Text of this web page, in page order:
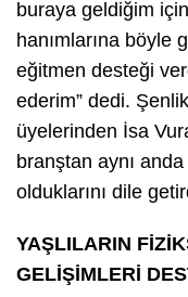
buraya geldiğim
hanımlarına böyle
eğitmen desteği
ederim” dedi.
üyelerinden İsa
branştan aynı
olduklarını dile
YAŞLILARIN
GELİŞİMLERİ